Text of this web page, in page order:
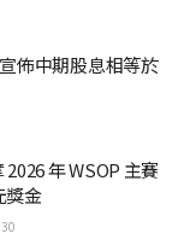
佈中期股息相等於
年 WSOP 主賽
獎金